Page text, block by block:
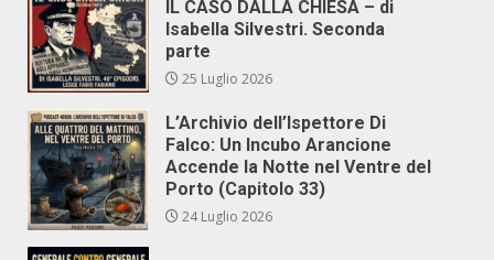
IL CASO DALLA CHIESA – di
Isabella Silvestri. Seconda
parte
25 Luglio 2026
L’Archivio dell’Ispettore Di
Falco: Un Incubo Arancione
Accende la Notte nel Ventre del
Porto (Capitolo 33)
24 Luglio 2026